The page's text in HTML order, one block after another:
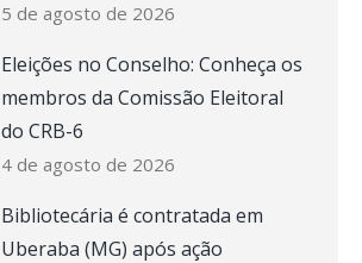
5 de agosto de 2026
Eleições no Conselho: Conheça os
membros da Comissão Eleitoral
do CRB-6
4 de agosto de 2026
Bibliotecária é contratada em
Uberaba (MG) após ação